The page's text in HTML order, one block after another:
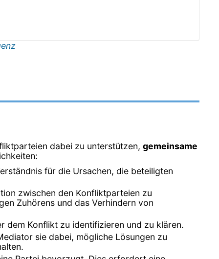
dabei zu unterstützen, gemeinsame
für die Ursachen, die beteiligten
zwischen den Konfliktparteien zu
Zuhörens und das Verhindern von
dem Konflikt zu identifizieren und zu klären.
sie dabei, mögliche Lösungen zu